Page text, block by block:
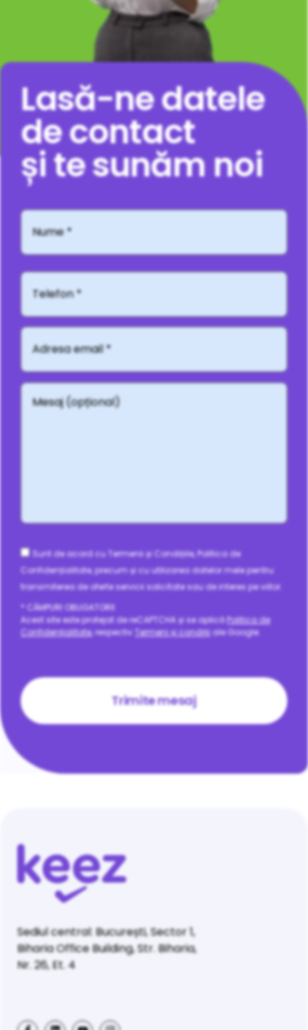
Lasă-ne datele
de contact
și te sunăm noi
Mesaj
(opțional)
Nume
Telefon*
Adresă
email
* CÂMPURI OBLIGATORII
Acest site este protejat de reCAPTCHA și se aplicăPolitica de
Confidențialitate, respectiv Termeni și condițiiale Google.
Consent
Sunt de acord cu Termenii și Condițiile, Politica de
Confidențialitate, precum și cu utilizarea datelor mele pentru
transmiterea de oferte servicii solicitate sau de interes pe viitor.
Sediul central: București, Sector 1,
Biharia Office Building, Str. Biharia,
Nr. 26, Et. 4